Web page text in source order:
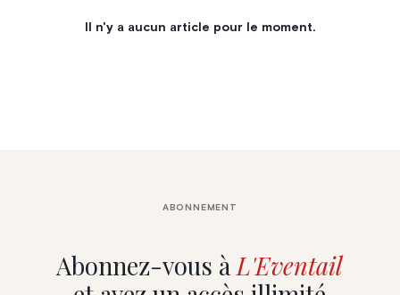
Il n'y a aucun article pour le moment.
Abonnez-vous àL'Eventail
ABONNEMENT